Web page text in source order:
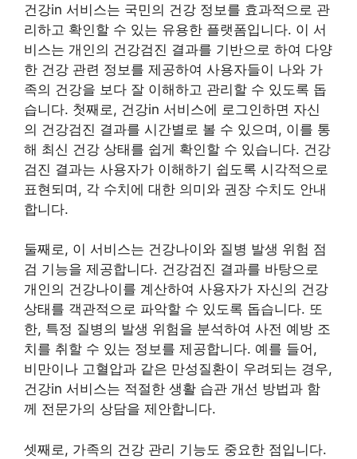
건강in 서비스는 국민의 건강 정보를 효과적으로 관
리하고 확인할 수 있는 유용한 플랫폼입니다. 이 서
비스는 개인의 건강검진 결과를 기반으로 하여 다양
한 건강 관련 정보를 제공하여 사용자들이 나와 가
족의 건강을 보다 잘 이해하고 관리할 수 있도록 돕
습니다. 첫째로, 건강in 서비스에 로그인하면 자신
의 건강검진 결과를 시간별로 볼 수 있으며, 이를 통
해 최신 건강 상태를 쉽게 확인할 수 있습니다. 건강
검진 결과는 사용자가 이해하기 쉽도록 시각적으로
표현되며, 각 수치에 대한 의미와 권장 수치도 안내
합니다.
둘째로, 이 서비스는 건강나이와 질병 발생 위험 점
검 기능을 제공합니다. 건강검진 결과를 바탕으로
개인의 건강나이를 계산하여 사용자가 자신의 건강
상태를 객관적으로 파악할 수 있도록 돕습니다. 또
한, 특정 질병의 발생 위험을 분석하여 사전 예방 조
치를 취할 수 있는 정보를 제공합니다. 예를 들어,
비만이나 고혈압과 같은 만성질환이 우려되는 경우,
건강in 서비스는 적절한 생활 습관 개선 방법과 함
께 전문가의 상담을 제안합니다.
셋째로, 가족의 건강 관리 기능도 중요한 점입니다.